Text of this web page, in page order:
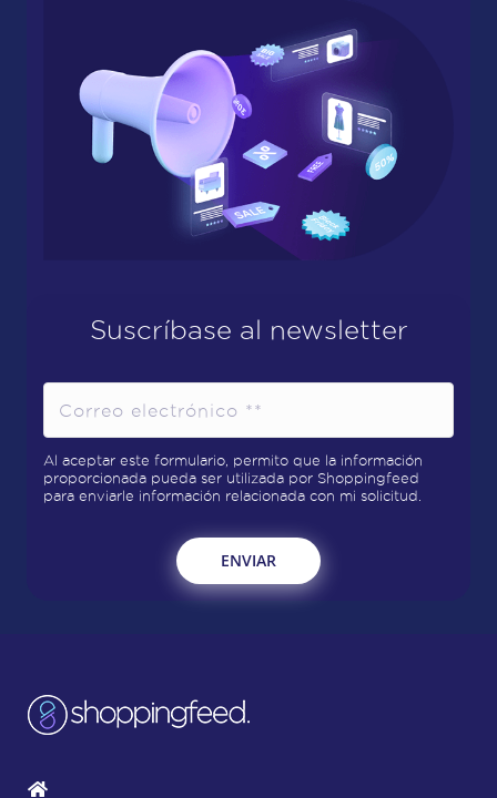
Suscríbase al newsletter
Al aceptar este formulario, permito que la información
proporcionada pueda ser utilizada por Shoppingfeed
para enviarle información relacionada con mi solicitud.